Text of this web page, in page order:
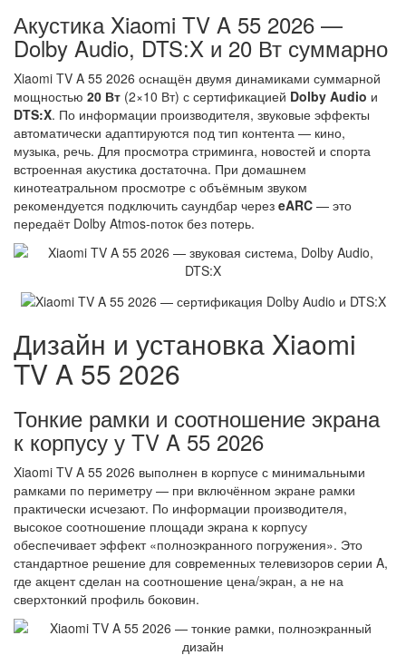
Акустика Xiaomi TV A 55 2026 —
Dolby Audio, DTS:X и 20 Вт суммарно
Xiaomi TV A 55 2026 оснащён двумя динамиками суммарной
мощностью 20 Вт (2×10 Вт) с сертификацией Dolby Audio и
DTS:X. По информации производителя, звуковые эффекты
автоматически адаптируются под тип контента — кино,
музыка, речь. Для просмотра стриминга, новостей и спорта
встроенная акустика достаточна. При домашнем
кинотеатральном просмотре с объёмным звуком
рекомендуется подключить саундбар через eARC — это
передаёт Dolby Atmos-поток без потерь.
Дизайн и установка Xiaomi
TV A 55 2026
Тонкие рамки и соотношение экрана
к корпусу у TV A 55 2026
Xiaomi TV A 55 2026 выполнен в корпусе с минимальными
рамками по периметру — при включённом экране рамки
практически исчезают. По информации производителя,
высокое соотношение площади экрана к корпусу
обеспечивает эффект «полноэкранного погружения». Это
стандартное решение для современных телевизоров серии A,
где акцент сделан на соотношение цена/экран, а не на
сверхтонкий профиль боковин.